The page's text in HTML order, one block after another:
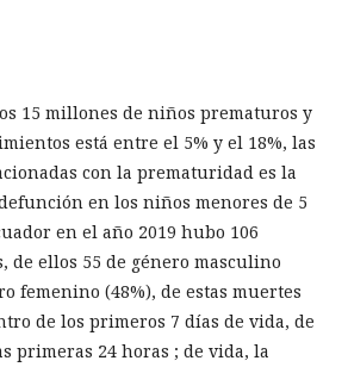
15 millones de niños prematuros y
está entre el 5% y el 18%, las
con la prematuridad es la
en los niños menores de 5
en el año 2019 hubo 106
de ellos 55 de género masculino
femenino (48%), de estas muertes
de los primeros 7 días de vida, de
primeras 24 horas ; de vida, la